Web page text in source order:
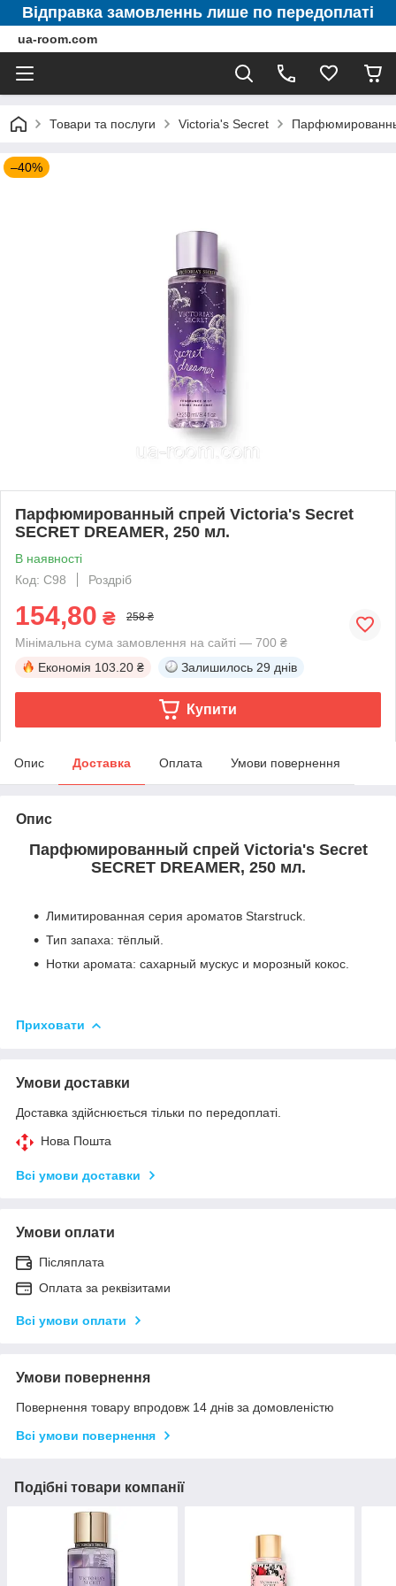
Відправка замовленнь лише по передоплаті
ua-room.com
Товари та послуги Victoria's Secret
–40%
Парфюмированный спрей Victoria's Secret
SECRET DREAMER, 250 мл.
В наявності
Код: C98
Роздріб
154,80 ₴ 258 ₴
Мінімальна сума замовлення на сайті — 700 ₴
Економія 103.20 ₴ Залишилось 29 днів
Купити
Опис Доставка Оплата Умови повернення
Опис
Парфюмированный спрей Victoria's Secret
SECRET DREAMER, 250 мл.
Лимитированная серия ароматов Starstruck.
Тип запаха: тёплый.
Нотки аромата: сахарный мускус и морозный кокос.
Приховати
Умови доставки
Доставка здійснюється тільки по передоплаті.
Нова Пошта
Всі умови доставки
Умови оплати
Післяплата
Оплата за реквізитами
Всі умови оплати
Умови повернення
Повернення товару впродовж 14 днів за домовленістю
Всі умови повернення
Подібні товари компанії